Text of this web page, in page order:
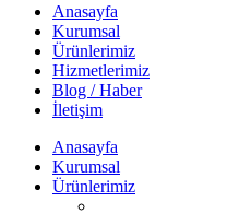
Anasayfa
Kurumsal
Ürünlerimiz
Hizmetlerimiz
Blog / Haber
İletişim
Anasayfa
Kurumsal
Ürünlerimiz